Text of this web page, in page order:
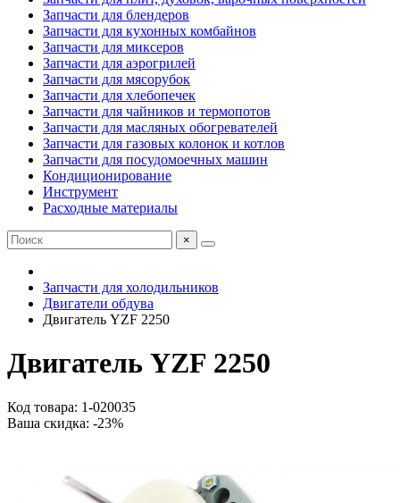
Запчасти для блендеров
Запчасти для кухонных комбайнов
Запчасти для миксеров
Запчасти для аэрогрилей
Запчасти для мясорубок
Запчасти для хлебопечек
Запчасти для чайников и термопотов
Запчасти для масляных обогревателей
Запчасти для газовых колонок и котлов
Запчасти для посудомоечных машин
Кондиционирование
Инструмент
Расходные материалы
×
Запчасти для холодильников
Двигатели обдува
Двигатель YZF 2250
Двигатель YZF 2250
Код товара: 1-020035
Ваша скидка: -23%